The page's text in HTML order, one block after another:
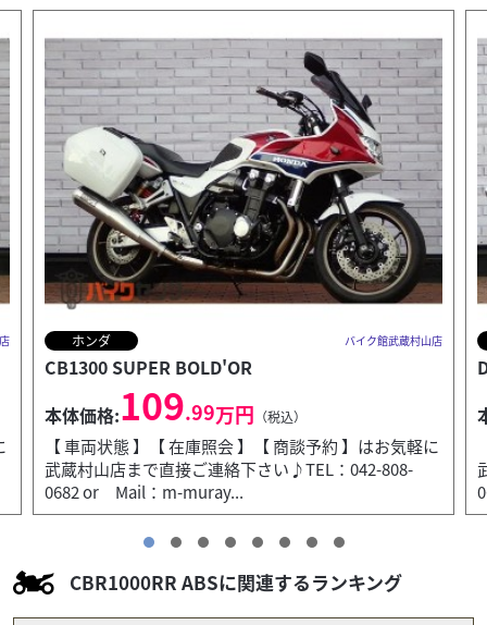
ヤマハ バイク館武蔵村山店
Drag Star 400 Classic
本体価格:79.99万円 （税込）
【 車両状態 】【 在庫照会 】【 商談予約 】はお気軽に
武蔵村山店まで直接ご連絡下さい♪TEL：042-808-
0682 or Mail：m-muray...
CBR1000RR ABSに関連するランキング